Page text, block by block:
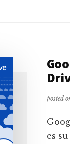
posted
es